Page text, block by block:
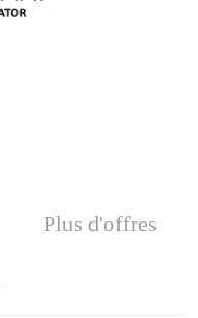
Plus d'offres